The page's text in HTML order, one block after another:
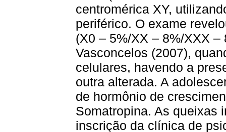
centromérica XY,
periférico. O exame
(X0 – 5%/XX – 8%/XXX
Vasconcelos (2007),
celulares, havendo a
outra alterada. A
de hormônio de
Somatropina. As queixas
inscrição da clínica de